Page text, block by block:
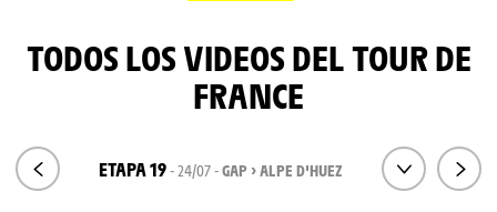
TODOS LOS VIDEOS DEL TOUR DE
FRANCE
ETAPA 19- 24/07 -GAP > ALPE D'HUEZ